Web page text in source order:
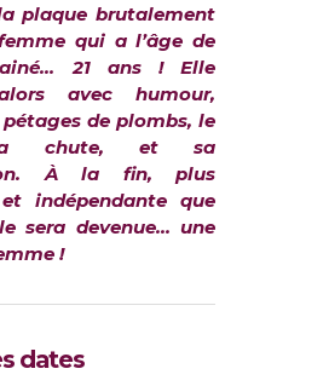
plaque brutalement
qui a l’âge de
21 ans ! Elle
avec humour,
de plombs, le
chute, et sa
À la fin, plus
indépendante que
sera devenue… une
!
dates